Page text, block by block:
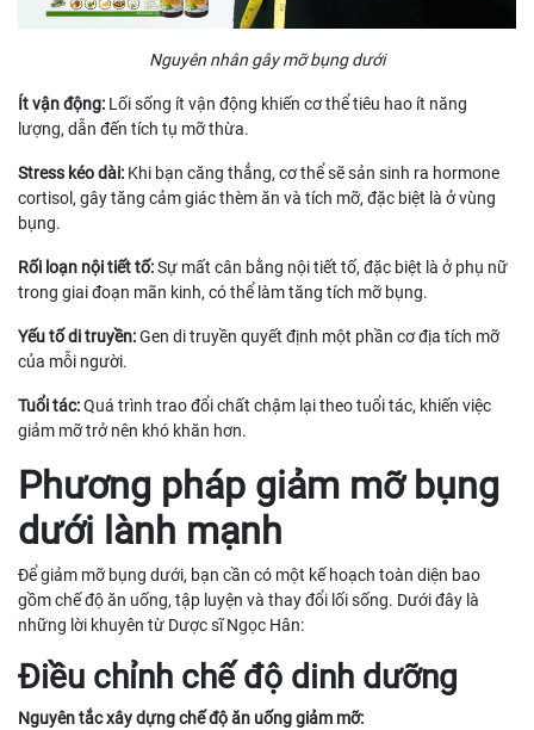
Nguyên nhân gây mỡ bụng dưới
Ít vận động: Lối sống ít vận động khiến cơ thể tiêu hao ít năng
lượng, dẫn đến tích tụ mỡ thừa.
Stress kéo dài: Khi bạn căng thẳng, cơ thể sẽ sản sinh ra hormone
cortisol, gây tăng cảm giác thèm ăn và tích mỡ, đặc biệt là ở vùng
bụng.
Rối loạn nội tiết tố:Sự mất cân bằng nội tiết tố, đặc biệt là ở phụ nữ
trong giai đoạn mãn kinh, có thể làm tăng tích mỡ bụng.
Yếu tố di truyền:Gen di truyền quyết định một phần cơ địa tích mỡ
của mỗi người.
Tuổi tác:Quá trình trao đổi chất chậm lại theo tuổi tác, khiến việc
giảm mỡ trở nên khó khăn hơn.
Phương pháp giảm mỡ bụng
dưới lành mạnh
Để giảm mỡ bụng dưới, bạn cần có một kế hoạch toàn diện bao
gồm chế độ ăn uống, tập luyện và thay đổi lối sống. Dưới đây là
những lời khuyên từ Dược sĩ Ngọc Hân:
Điều chỉnh chế độ dinh dưỡng
Nguyên tắc xây dựng chế độ ăn uống giảm mỡ: